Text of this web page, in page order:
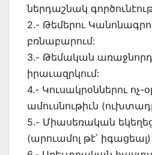
ներդաշնակ
2.- Թեմերու
բռնաբարում:
3.- Թեմական
իրաւազրկում:
4.- Կուսակրօններու
ամուսնութիւն
5.- Միասեռական
(արուամոլ թէ՝